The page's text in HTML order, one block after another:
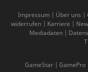
Impressum| Über uns |
widerrufen | Karriere |
Mediadaten|
GameStar | GamePro